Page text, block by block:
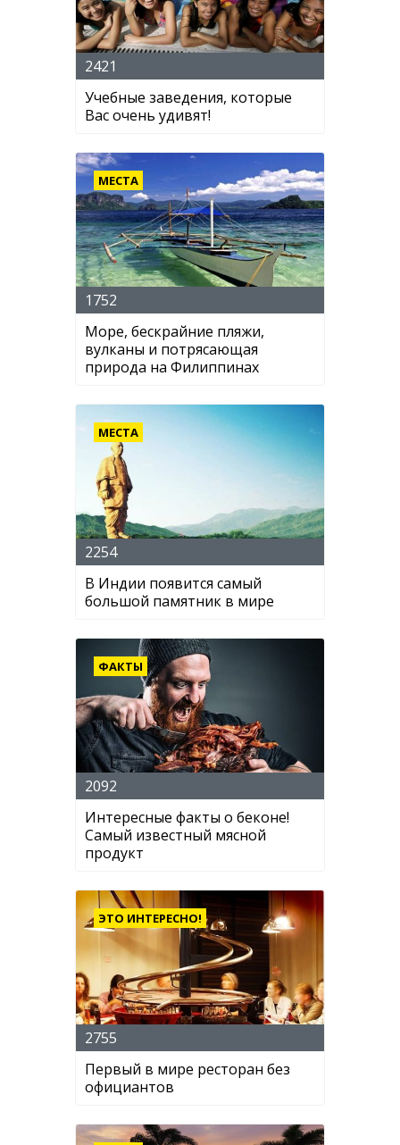
2421
Учебные заведения, которые
Вас очень удивят!
МЕСТА
1752
Море, бескрайние пляжи,
вулканы и потрясающая
природа на Филиппинах
МЕСТА
2254
В Индии появится самый
большой памятник в мире
ФАКТЫ
2092
Интересные факты о беконе!
Самый известный мясной
продукт
ЭТО ИНТЕРЕСНО!
2755
Первый в мире ресторан без
официантов